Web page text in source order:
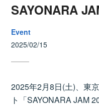
SAYONARA
Event
2025/02/15
2025年2月8日(土)、東
ト「SAYONARA JAM